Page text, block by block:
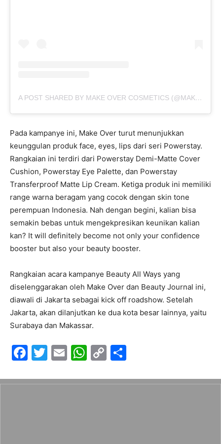
A POST SHARED BY MAKE OVER COSMETICS (@MAKEOVERID)
Pada kampanye ini, Make Over turut menunjukkan
keunggulan produk face, eyes, lips dari seri Powerstay.
Rangkaian ini terdiri dari Powerstay Demi-Matte Cover
Cushion, Powerstay Eye Palette, dan Powerstay
Transferproof Matte Lip Cream. Ketiga produk ini memiliki
range warna beragam yang cocok dengan skin tone
perempuan Indonesia. Nah dengan begini, kalian bisa
semakin bebas untuk mengekpresikan keunikan kalian
kan? It will definitely become not only your confidence
booster but also your beauty booster.
Rangkaian acara kampanye Beauty All Ways yang
diselenggarakan oleh Make Over dan Beauty Journal ini,
diawali di Jakarta sebagai kick off roadshow. Setelah
Jakarta, akan dilanjutkan ke dua kota besar lainnya, yaitu
Surabaya dan Makassar.
F
c
T
itt
E
ai
W
at
C
p ar